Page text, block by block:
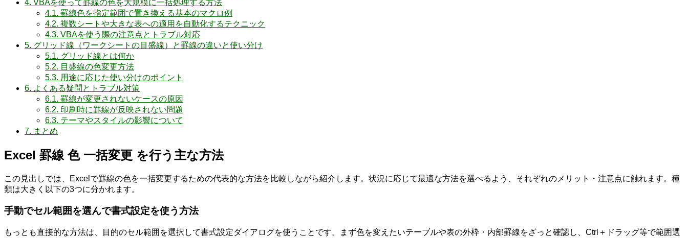
4. VBAを使って罫線の色を大規模に一括処理する方法
4.1. 罫線色を指定範囲で置き換える基本のマクロ例
4.2. 複数シートや大きな表への適用を自動化するテクニック
4.3. VBAを使う際の注意点とトラブル対応
5. グリッド線（ワークシートの目盛線）と罫線の違いと使い分け
5.1. グリッド線とは何か
5.2. 目盛線の色変更方法
5.3. 用途に応じた使い分けのポイント
6. よくある疑問とトラブル対策
6.1. 罫線が変更されないケースの原因
6.2. 印刷時に罫線が反映されない問題
6.3. テーマやスタイルの影響について
7. まとめ
Excel 罫線 色 一括変更 を行う主な方法
この見出しでは、Excelで罫線の色を一括変更するための代表的な方法を比較しながら紹介します。状況に応じて最適な方法を選べるよう、それぞれのメリット・注意点に触れます。種
類は大きく以下の3つに分かれます。
手動でセル範囲を選んで書式設定を使う方法
もっとも直接的な方法は、目的のセル範囲を選択して書式設定ダイアログを使うことです。まず色を変えたいテーブルや表の外枠・内部罫線をざっと確認し、Ctrl＋ドラッグ等で範囲選